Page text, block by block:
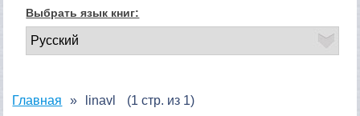
Выбрать язык книг:
Главная linavl (1 стр. из 1)